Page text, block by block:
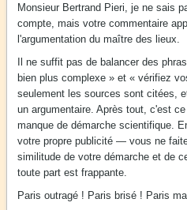
Monsieur Bertrand Pieri, je ne sais
compte, mais votre commentaire
l'argumentation du maître des lieux.
Il ne suffit pas de balancer des
bien plus complexe » et « vérifiez
seulement les sources sont citées,
un argumentaire. Après tout, c'est
manque de démarche scientifique.
votre propre publicité — vous ne
similitude de votre démarche et de
toute part est frappante.
Paris outragé ! Paris brisé ! Paris